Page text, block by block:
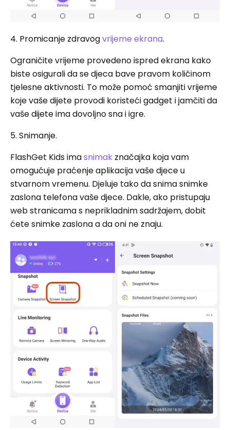
4. Promicanje zdravogvrijeme ekrana.
Ograničite vrijeme provedeno ispred ekrana kako
biste osigurali da se djeca bave pravom količinom
tjelesne aktivnosti. To može pomoć smanjiti vrijeme
koje vaše dijete provodi koristeći gadget i jamčiti da
vaše dijete ima dovoljno sna i igre.
5. Snimanje.
FlashGet Kids imasnimak značajka koja vam
omogućuje praćenje aplikacija vaše djece u
stvarnom vremenu. Djeluje tako da snima snimke
zaslona telefona vaše djece. Dakle, ako pristupaju
web stranicama s neprikladnim sadržajem, dobit
ćete snimke zaslona a da oni ne znaju.